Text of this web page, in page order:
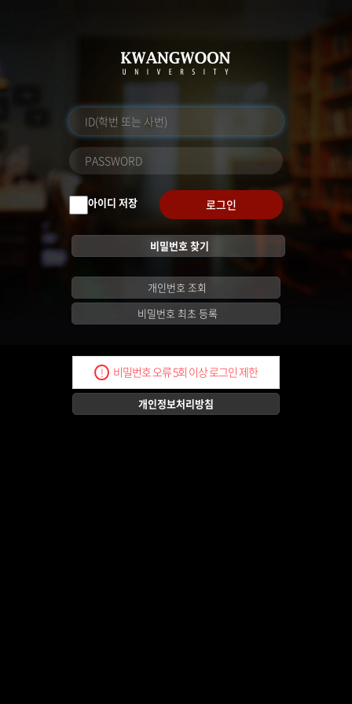
아이디 저장 로그인
비밀번호 찾기
개인번호 조회
비밀번호 최초 등록
! 비밀번호 오류 5회 이상 로그인 제한
개인정보처리방침